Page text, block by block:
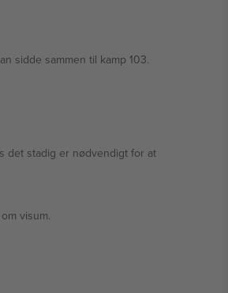
sidde sammen til kamp 103.
det stadig er nødvendigt for at
visum.